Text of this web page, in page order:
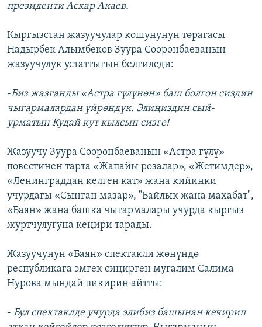
президенти Аскар Акаев.
Кыргызстан жазуучулар кошунунун төрагасы
Надырбек Алымбеков Зуура Сооронбаеванын
жазуучулук устаттыгын белгиледи:
-Биз жазганды «Астра гүлүнөн» баш болгон сиздин
чыгармалардан үйрөндүк. Элиңиздин сый-
урматын Кудай кут кылсын сизге!
Жазуучу Зуура Сооронбаеванын «Астра гүлү»
повестинен тарта «Жапайы розалар», «Жетимдер»,
«Ленинграддан келген кат» жана кийинки
учурдагы «Сынган мазар», "Байлык жана махабат",
«Баян» жана башка чыгармалары учурда кыргыз
журтчулугуна кеңири тарады.
Жазуучунун «Баян» спектакли жөнүндө
республикага эмгек сиңирген мугалим Салима
Нурова мындай пикирин айтты:
- Бул спектаклде учурда элибиз башынан кечирип